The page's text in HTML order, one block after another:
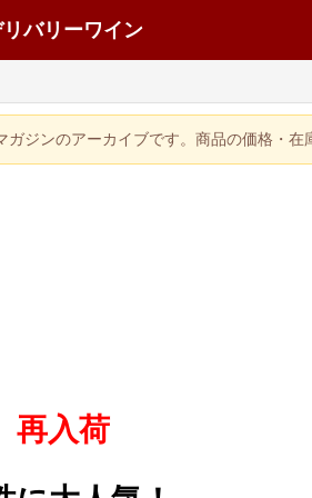
リバリーワイン
ジンのアーカイブです。商品の価格・在
再入荷